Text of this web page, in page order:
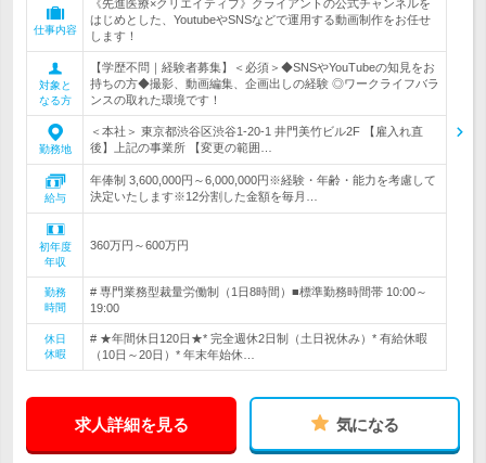
仕事内容
《先進医療×クリエイティブ》クライアントの公式チャンネルを
はじめとした、YoutubeやSNSなどで運用する動画制作をお任せ
します！
対象と
なる方
【学歴不問｜経験者募集】＜必須＞◆SNSやYouTubeの知見をお
持ちの方◆撮影、動画編集、企画出しの経験 ◎ワークライフバラ
ンスの取れた環境です！
勤務地
＜本社＞ 東京都渋谷区渋谷1-20-1 井門美竹ビル2F 【雇入れ直
後】上記の事業所 【変更の範囲…
給与
年俸制 3,600,000円～6,000,000円※経験・年齢・能力を考慮して
決定いたします※12分割した金額を毎月…
初年度
年収
360万円～600万円
勤務
時間
# 専門業務型裁量労働制（1日8時間）■標準勤務時間帯 10:00～
19:00
休日
休暇
# ★年間休日120日★* 完全週休2日制（土日祝休み）* 有給休暇
（10日～20日）* 年末年始休…
求人詳細を見る 気になる